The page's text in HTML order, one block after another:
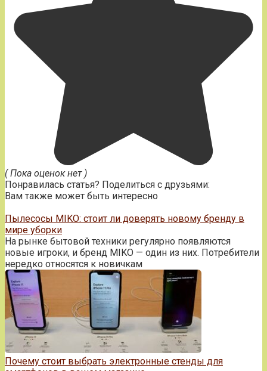
( Пока оценок нет )
Понравилась статья? Поделиться с друзьями:
Вам также может быть интересно
Пылесосы MIKO: стоит ли доверять новому бренду в
мире уборки
На рынке бытовой техники регулярно появляются
новые игроки, и бренд MIKO — один из них. Потребители
нередко относятся к новичкам
Почему стоит выбрать электронные стенды для